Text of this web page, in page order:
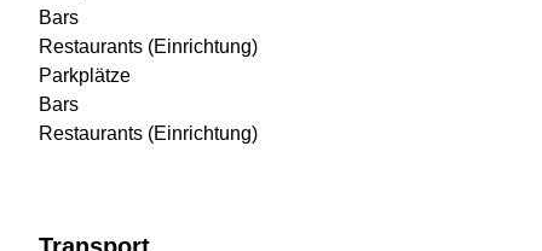
Bars
Restaurants (Einrichtung)
Parkplätze
Bars
Restaurants (Einrichtung)